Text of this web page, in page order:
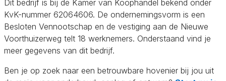
Dit bedrijf is bij de Kamer van Koophandel bekend onder
KvK-nummer 62064606. De ondernemingsvorm is een
Besloten Vennootschap en de vestiging aan de Nieuwe
Voorthuizerweg telt 18 werknemers. Onderstaand vind je
meer gegevens van dit bedrijf.
Ben je op zoek naar een betrouwbare hovenier bij jou uit